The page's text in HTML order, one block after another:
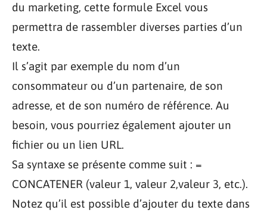
du marketing, cette formule Excel vous
permettra de rassembler diverses parties d’un
texte.
Il s’agit par exemple du nom d’un
consommateur ou d’un partenaire, de son
adresse, et de son numéro de référence. Au
besoin, vous pourriez également ajouter un
fichier ou un lien URL.
Sa syntaxe se présente comme suit : =
CONCATENER (valeur 1, valeur 2,valeur 3, etc.).
Notez qu’il est possible d’ajouter du texte dans